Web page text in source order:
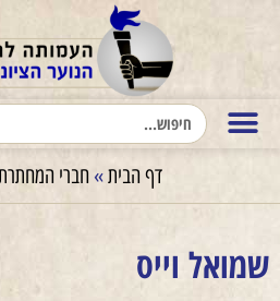
דף הבית»חברי
שמואל וייס